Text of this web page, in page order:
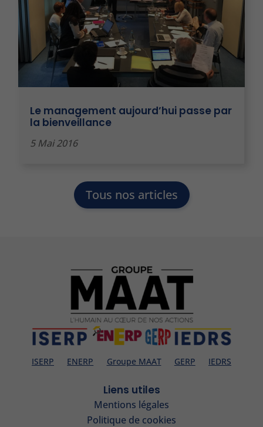
Le management aujourd’hui passe par
la bienveillance
5 Mai 2016
Tous nos articles
ISERP ENERP Groupe MAAT GERP IEDRS
Liens utiles
Mentions légales
Politique de cookies